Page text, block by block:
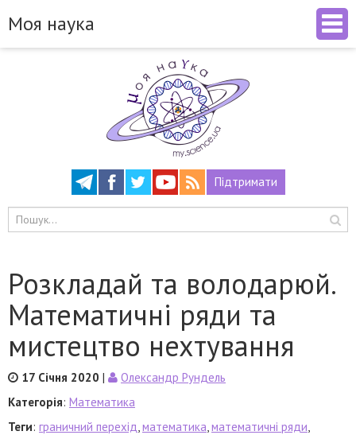
Підтримати
Моя наука
Розкладай та володарюй.
Математичні ряди та
мистецтво нехтування
17 Січня 2020 |
Олександр Рундель
Категорія: Математика
Теги: граничний перехід,математика,математичні ряди,